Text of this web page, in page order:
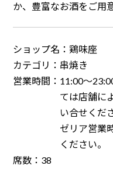
か、豊富なお酒をご用
ショップ名： 鶏味座
カテゴリ： 串焼き
営業時間： 11:00～
ては店舗に
い合せく
ゼリア営業
ください。
席数： 38